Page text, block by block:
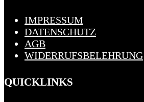
IMPRESSUM
DATENSCHUTZ
AGB
WIDERRUFSBELEHRUNG
QUICKLINKS